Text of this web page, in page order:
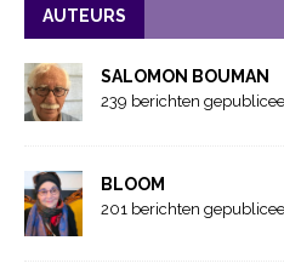
AUTEURS
SALOMON BOUMAN
239 berichten
BLOOM
201 berichten